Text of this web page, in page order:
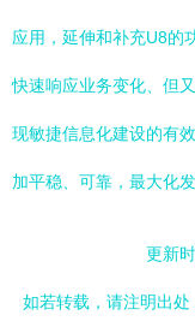
应用，延伸和补充U8的
快速响应业务变化、但
现敏捷信息化建设的有
加平稳、可靠，最大化
更新
如若转载，请注明出